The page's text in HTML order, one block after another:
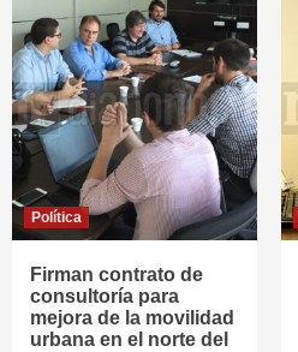
Política
Firman contrato de
consultoría para
mejora de la movilidad
urbana en el norte del